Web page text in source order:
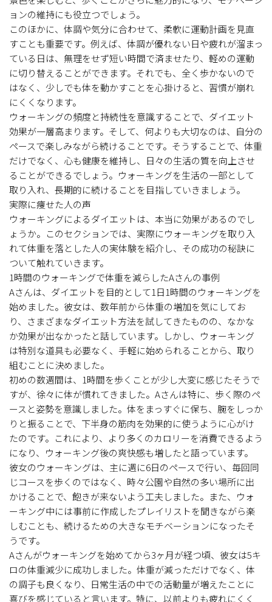
ョンの維持にも役立つでしょう。
このほかに、体調や気分に合わせて、柔軟に運動計画を見直
すことも重要です。例えば、体調が優れない日や疲れが溜まっ
ている日は、無理をせず短い時間で済ませたり、軽めの運動
に切り替えることができます。それでも、全く歩かないので
はなく、少しでも体を動かすことを心掛けると、習慣が崩れ
にくくなります。
ウォーキングの頻度と持続性を意識することで、ダイエット
効果が一層高まります。そして、何よりも大切なのは、自分の
ペースで楽しみながら続けることです。そうすることで、体重
だけでなく、心も健康を維持し、日々の生活の質を向上させ
ることができるでしょう。ウォーキングを生活の一部として
取り入れ、長期的に続けることを目指していきましょう。
実際に痩せた人の声
ウォーキングによるダイエットは、本当に効果があるのでし
ょうか。このセクションでは、実際にウォーキングを取り入
れて体重を落とした人の実体験を紹介し、その成功の秘訣に
ついて触れていきます。
1時間のウォーキングで体重を減らしたAさんの事例
Aさんは、ダイエットを目的として1日1時間のウォーキングを
始めました。彼女は、数年前から体重の増加を気にしてお
り、さまざまなダイエット方法を試してきたものの、なかな
か効果が出なかったと話しています。しかし、ウォーキング
は特別な道具も必要なく、手軽に始められることから、取り
組むことに決めました。
初めの数週間は、1時間を歩くことが少し大変に感じたそうで
すが、徐々に体が慣れてきました。Aさんは特に、歩く際のペ
ースと姿勢を意識しました。体をまっすぐに保ち、腕をしっか
りと振ることで、下半身の筋肉を効果的に使うように心がけ
たのです。これにより、より多くのカロリーを消費できるよう
になり、ウォーキング後の爽快感も増したと語っています。
彼女のウォーキングは、主に週に6日のペースで行い、毎回同
じコースを歩くのではなく、時々公園や自然の多い場所に出
かけることで、飽きが来ないよう工夫しました。また、ウォ
ーキング中には事前に作成したプレイリストを聞きながら楽
しむことも、続けるための大きなモチベーションになったそ
うです。
Aさんがウォーキングを始めてから3ヶ月が経つ頃、彼女は5キ
ロの体重減少に成功しました。体重が減っただけでなく、体
の調子も良くなり、日常生活の中での活動量が増えたことに
喜びを感じていると言います。特に、以前よりも疲れにくく